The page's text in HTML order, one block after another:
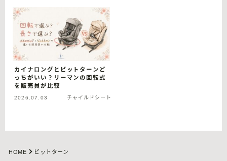
比較
カイナロングとビットターンど
っちがいい？リーマンの回転式
を販売員が比較
2026.07.03 チャイルドシート
HOME ビットターン